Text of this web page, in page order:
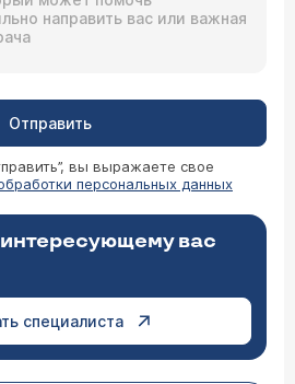
Отправить
вы выражаете свое
персональных данных
вас
специалиста